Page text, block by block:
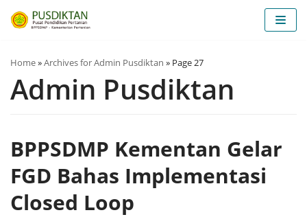
Skip
to
Home»Archives for Admin Pusdiktan » Page 27
Admin Pusdiktan
BPPSDMP Kementan Gelar
FGD Bahas Implementasi
Closed Loop